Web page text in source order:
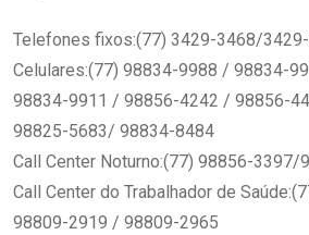
Telefones fixos:(77) 3429-3468/
Celulares:(77) 98834-9988 / 98834-
98834-9911 / 98856-4242 / 98856-
98825-5683/ 98834-8484
Call Center Noturno:(77) 98856-3397/
Call Center do Trabalhador de
98809-2919 / 98809-2965